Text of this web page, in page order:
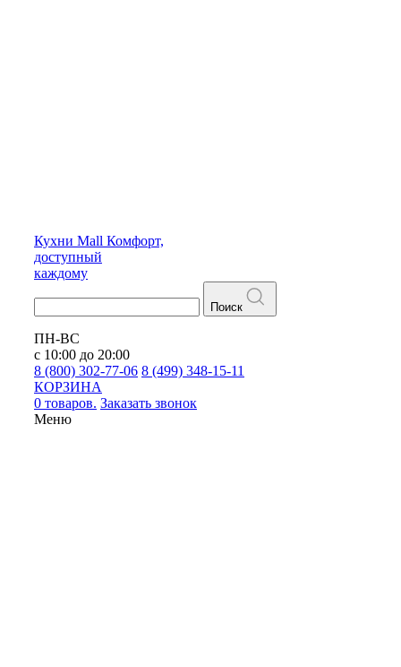
Кухни Mall Комфорт,
доступный
каждому
Поиск
ПН-ВС
с 10:00 до 20:00
8 (800) 302-77-06 8 (499) 348-15-11
КОРЗИНА
0 товаров. Заказать звонок
Меню